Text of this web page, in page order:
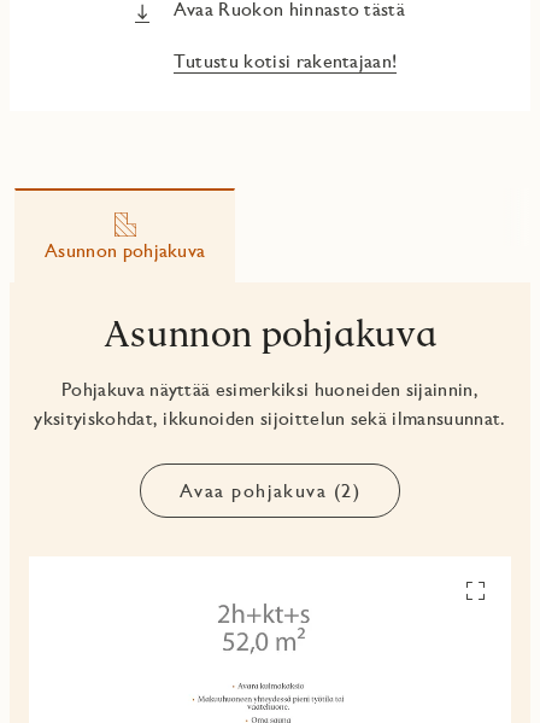
Avaa Ruokon hinnasto tästä
Tutustu kotisi rakentajaan!
Asunnon pohjakuva
Asunnon pohjakuva
Pohjakuva näyttää esimerkiksi huoneiden sijainnin,
yksityiskohdat, ikkunoiden sijoittelun sekä ilmansuunnat.
Avaa pohjakuva (2)
Avaa